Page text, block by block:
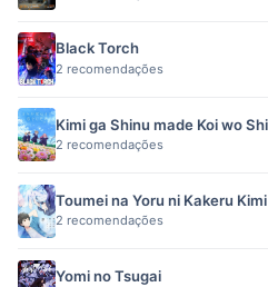
Black Torch
2 recomendações
Kimi ga Shinu made Koi wo
2 recomendações
Toumei na Yoru ni Kakeru
2 recomendações
Yomi no Tsugai